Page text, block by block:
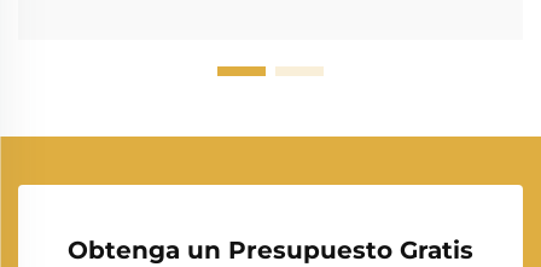
Obtenga un Presupuesto Gratis